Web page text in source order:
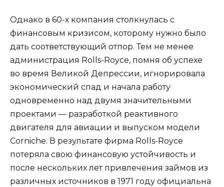
Однако в 60-х компания столкнулась с
финансовым кризисом, которому нужно было
дать соответствующий отпор. Тем не менее
администрация Rolls-Royce, помня об успехе
во время Великой Депрессии, игнорировала
экономический спад и начала работу
одновременно над двумя значительными
проектами — разработкой реактивного
двигателя для авиации и выпуском модели
Corniche. В результате фирма Rolls-Royce
потеряла свою финансовую устойчивость и
после нескольких лет привлечения займов из
различных источников в 1971 году официальна